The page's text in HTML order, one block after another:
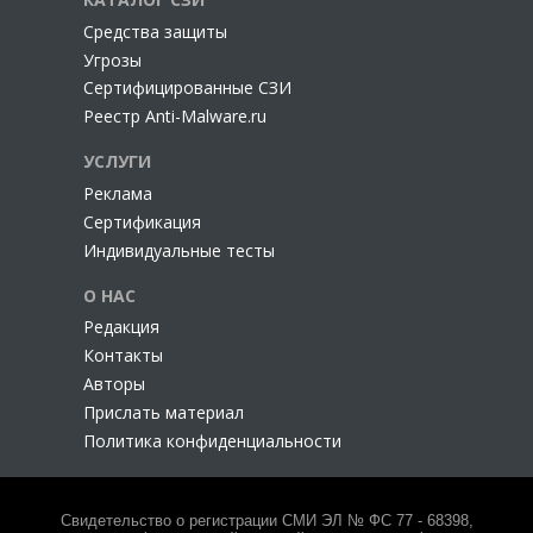
Cредства защиты
Угрозы
Сертифицированные СЗИ
Реестр Anti-Malware.ru
УСЛУГИ
Реклама
Сертификация
Индивидуальные тесты
О НАС
Редакция
Контакты
Авторы
Прислать материал
Политика конфиденциальности
Свидетельство о регистрации СМИ ЭЛ № ФС 77 - 68398,